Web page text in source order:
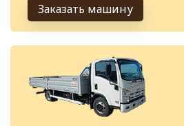
Заказать машину